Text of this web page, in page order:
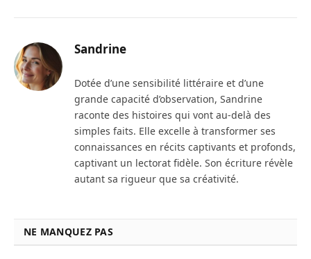
Sandrine
Dotée d’une sensibilité littéraire et d’une
grande capacité d’observation, Sandrine
raconte des histoires qui vont au-delà des
simples faits. Elle excelle à transformer ses
connaissances en récits captivants et profonds,
captivant un lectorat fidèle. Son écriture révèle
autant sa rigueur que sa créativité.
NE MANQUEZ PAS